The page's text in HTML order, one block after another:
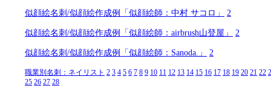
似顔絵名刺/似顔絵作成例「似顔絵師：中村 サコロ」 2
似顔絵名刺/似顔絵作成例「似顔絵師：airbrush山登屋」 2
似顔絵名刺/似顔絵作成例「似顔絵師：Sanoda.」 2
職業別名刺：ネイリスト 2 3 4 5 6 7 8 9 10 11 12 13 14 15 16 17 18 19 20 21 22
25 26 27 28